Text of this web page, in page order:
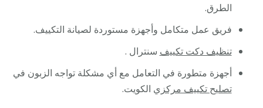
الطرق.
فريق عمل متكامل وأجهزة مستوردة لصيانة التكييف.
تنظيف دكت تكييف سنترال .
أجهزة متطورة في التعامل مع أي مشكلة تواجه الزبون في
تصليح تكييف مركزي الكويت.